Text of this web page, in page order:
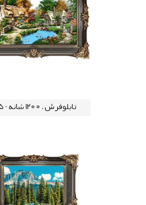
تابلوفرش ، 1200 شانه - 255